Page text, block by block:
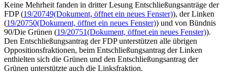
Keine Mehrheit fanden in dritter Lesung Entschließungsanträge der
FDP (19/20749(Dokument, öffnet ein neues Fenster)), der Linken
(19/20750(Dokument, öffnet ein neues Fenster)) und von Bündnis
90/Die Grünen (19/20751(Dokument, öffnet ein neues Fenster)).
Den Entschließungsantrag der FDP unterstützen alle übrigen
Oppositionsfraktionen, beim Entschließungsantrag der Linken
enthielten sich die Grünen und den Entschließungsantrag der
Grünen unterstützte auch die Linksfraktion.